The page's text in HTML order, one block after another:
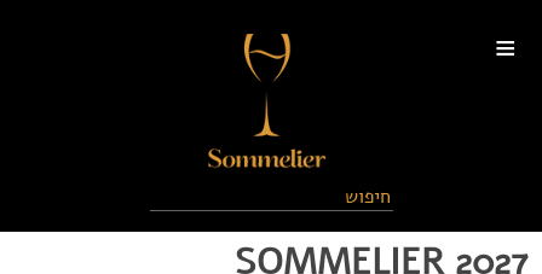
≡
SOMMELIER 2027